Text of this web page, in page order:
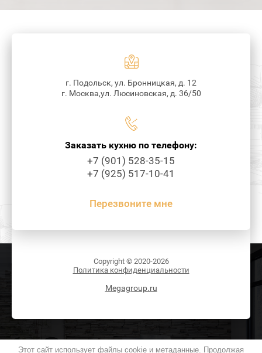
г. Подольск, ул. Бронницкая, д. 12
г. Москва,ул. Люсиновская, д. 36/50
Заказать кухню по телефону:
+7 (901) 528-35-15
+7 (925) 517-10-41
Перезвоните мне
Copyright © 2020-2026
Политика конфиденциальности
Megagroup.ru
Этот сайт использует файлы cookie и метаданные. Продолжая